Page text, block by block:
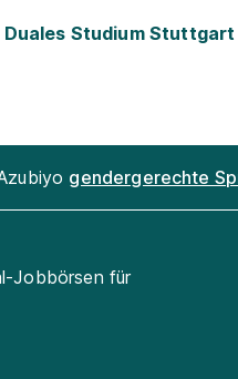
Duales Studium Stuttgart
gendergerechte
Jobbörsen für